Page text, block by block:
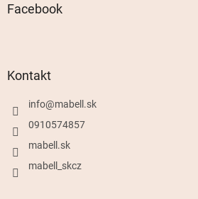
Facebook
Kontakt
info@mabell.sk
0910574857
mabell.sk
mabell_skcz